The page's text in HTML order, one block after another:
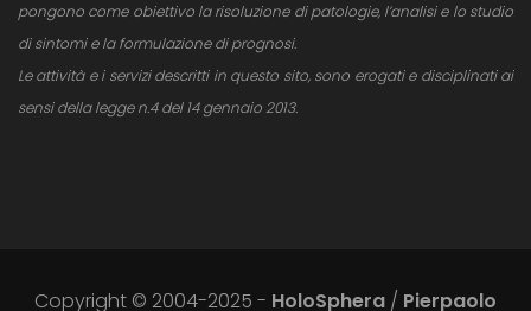
pongono come obiettivo la risoluzione di patologie, l’analisi e lo studio
di sintomi e la formulazione di prognosi.
Le attività e i servizi descritti in questo sito, sono erogati e disciplinati ai
sensi della legge n.4 del 14 gennaio 2013.
Copyright © 2004-2025 - HoloSphera / Pierpaolo